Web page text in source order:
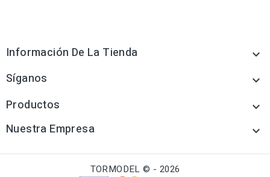
Información De La Tienda 
Síganos 
Productos 
Nuestra Empresa 
TORMODEL © - 2026